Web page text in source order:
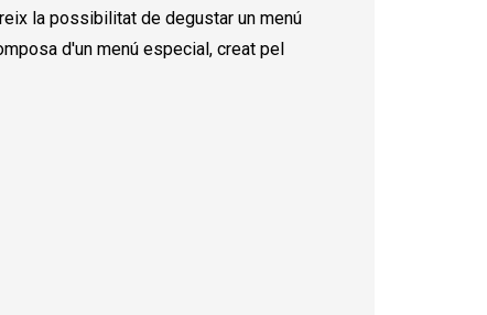
la possibilitat de degustar un menú
d'un menú especial, creat pel